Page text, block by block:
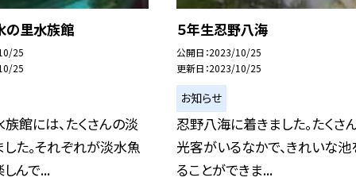
の里水族館
25
25
館には、たくさんの淡
た。それぞれが淡水魚
んで...
５年生忍野八海
公開日 2023/10/25
更新日 2023/10/25
お知らせ
忍野八海に着きました。たくさ
光客がいるなかで、きれいな
ることができま...